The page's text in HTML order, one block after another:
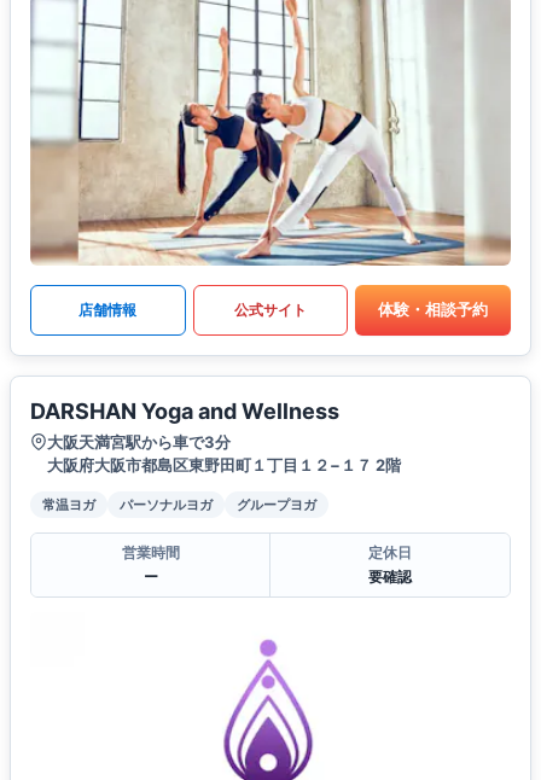
店舗情報 公式サイト 体験・相談予約
DARSHAN Yoga and Wellness
大阪天満宮駅から車で3分
大阪府大阪市都島区東野田町１丁目１２−１７ 2階
常温ヨガ パーソナルヨガ グループヨガ
営業時間
ー
定休日
要確認